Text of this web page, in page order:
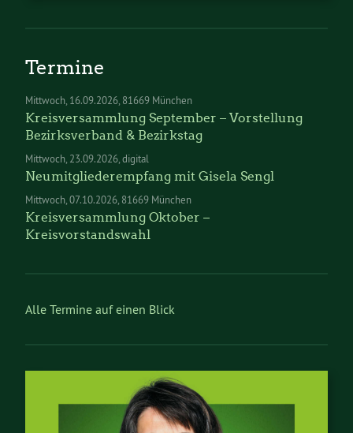
Termine
Mittwoch 16.09.2026 81669 München
Kreisversammlung September – Vorstellung
Bezirksverband & Bezirkstag
Mittwoch 23.09.2026 digital
Neumitgliederempfang mit Gisela Sengl
Mittwoch 07.10.2026 81669 München
Kreisversammlung Oktober –
Kreisvorstandswahl
Alle Termine auf einen Blick